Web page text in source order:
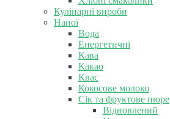
Кулінарні вироби
Напої
Вода
Енергетичні
Кава
Какао
Квас
Кокосове молоко
Сік та фруктове пюре
Відновлений